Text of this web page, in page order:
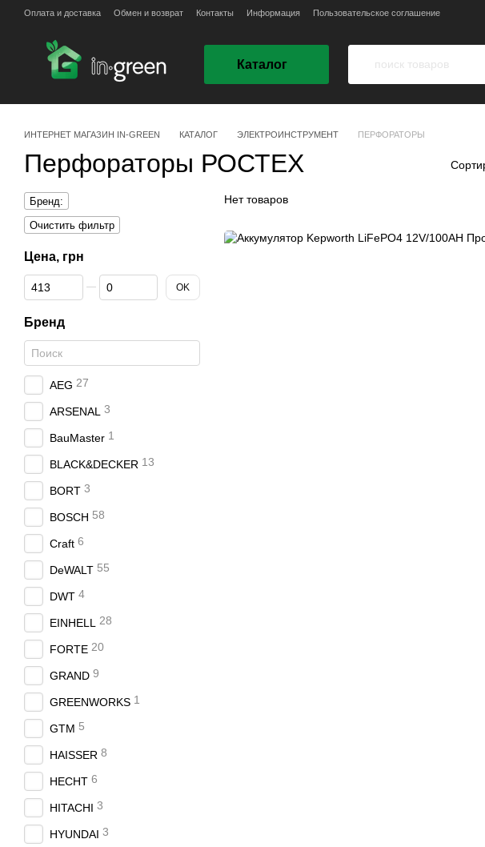
Перейти к основному контенту
Оплата и доставка Обмен и возврат Контакты Информация Пользовательское соглашение
Каталог
ИНТЕРНЕТ МАГАЗИН IN-GREEN КАТАЛОГ ЭЛЕКТРОИНСТРУМЕНТ ПЕРФОРАТОРЫ
Перфораторы РОСТЕХ
Нет товаров
Бренд:
Очистить фильтр
Цена, грн
От Цена, грн
До Цена, грн OK
Бренд
AEG 27
ARSENAL 3
BauMaster 1
BLACK&DECKER 13
BORT 3
BOSCH 58
Craft 6
DeWALT 55
DWT 4
EINHELL 28
FORTE 20
GRAND 9
GREENWORKS 1
GTM 5
HAISSER 8
HECHT 6
HITACHI 3
HYUNDAI 3